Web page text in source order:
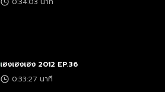
เฮงเฮงเฮง 2012 EP.36
0:33:27 นาที